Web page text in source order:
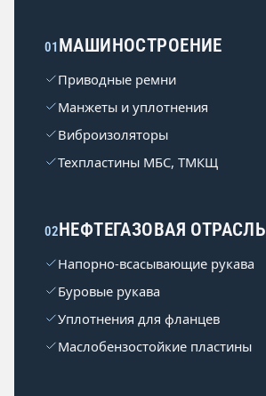
01 МАШИНОСТРОЕНИЕ
Приводные ремни
Манжеты и уплотнения
Виброизоляторы
Техпластины МБС, ТМКЩ
02НЕФТЕГАЗОВАЯ ОТРАСЛЬ
Напорно-всасывающие рукава
Буровые рукава
Уплотнения для фланцев
Маслобензостойкие пластины